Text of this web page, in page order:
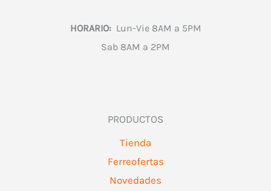
HORARIO:Lun-Vie 8AM a 5PM
Sab 8AM a 2PM
PRODUCTOS
Tienda
Ferreofertas
Novedades